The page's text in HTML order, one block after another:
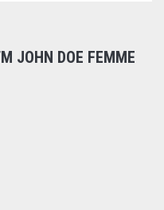
JOHN DOE FEMME